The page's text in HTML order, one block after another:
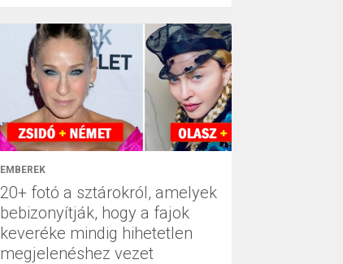
EMBEREK
20+ fotó a sztárokról, amelyek
bebizonyítják, hogy a fajok
keveréke mindig hihetetlen
megjelenéshez vezet